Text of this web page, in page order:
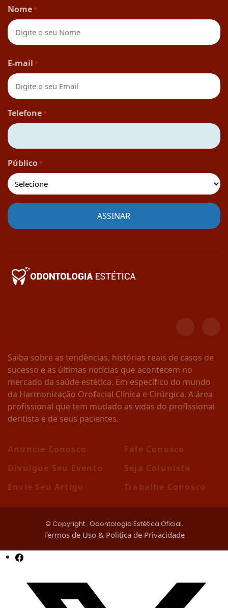
Nome*
E-mail *
Telefone*
Público*
Saiba sobre as tendências, histórias reais de casos de
sucesso e as últimas notícias que acontecem no
mercado da saúde estética. Em específico do mundo
da Harmonização Orofacial Clínica e Cirúrgica. A área
profissional que tem mudado as vidas do profissional
dentista e de seus pacientes.
Anuncie Conosco
Divulgue Seu Evento
Envie Seu Artigo
Fale Conosco
Seja Colunista
Trabalhe Conosco
© Copyright . Odontologia Estética Oficial.
Termos de Uso & Politica de Privacidade